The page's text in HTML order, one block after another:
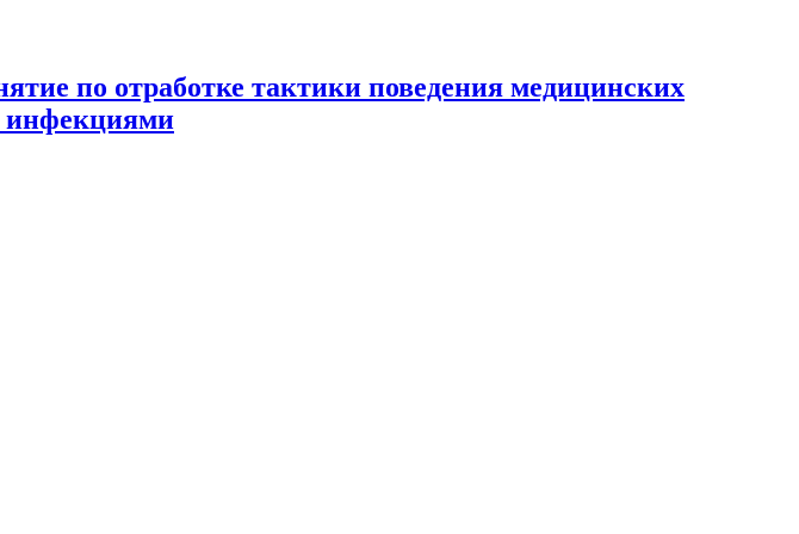
по отработке тактики поведения медицинских
инфекциями